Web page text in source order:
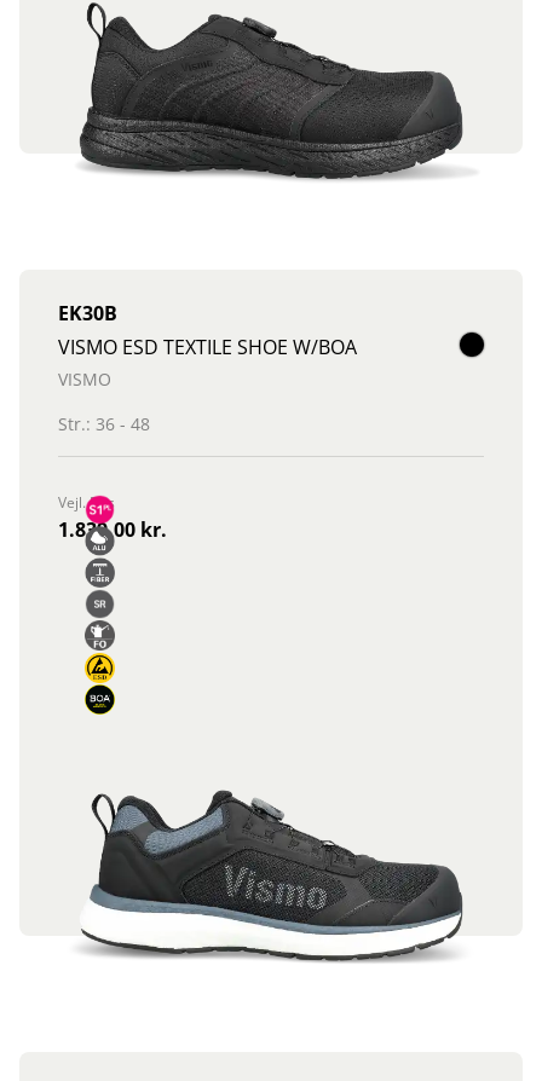
EK30B
VISMO ESD TEXTILE SHOE W/BOA
VISMO
Str.: 36 - 48
Vejl. Pris
1.839,00 kr.